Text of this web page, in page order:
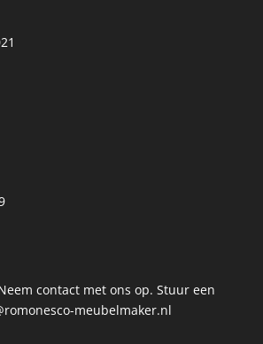
contact met ons op. Stuur een
meubelmaker.nl